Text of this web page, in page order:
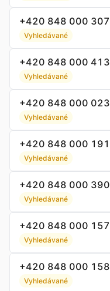
+420 848 000 307
Vyhledávané
+420 848 000 413
Vyhledávané
+420 848 000 023
Vyhledávané
+420 848 000 191
Vyhledávané
+420 848 000 390
Vyhledávané
+420 848 000 157
Vyhledávané
+420 848 000 158
Vyhledávané